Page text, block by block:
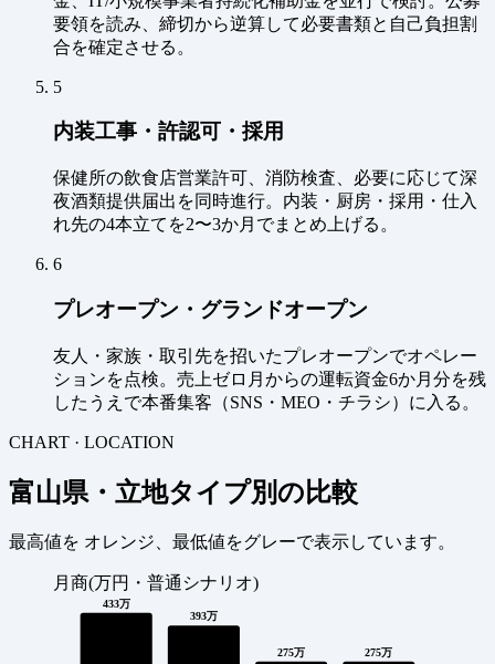
要領を読み、締切から逆算して必要書類と自己負担割
合を確定させる。
5
内装工事・許認可・採用
保健所の飲食店営業許可、消防検査、必要に応じて深
夜酒類提供届出を同時進行。内装・厨房・採用・仕入
れ先の4本立てを2〜3か月でまとめ上げる。
6
プレオープン・グランドオープン
友人・家族・取引先を招いたプレオープンでオペレー
ションを点検。売上ゼロ月からの運転資金6か月分を残
したうえで本番集客（SNS・MEO・チラシ）に入る。
CHART · LOCATION
富山県・立地タイプ別の比較
最高値を オレンジ、最低値をグレーで表示しています。
月商(万円・普通シナリオ)
433万
393万
275万 275万